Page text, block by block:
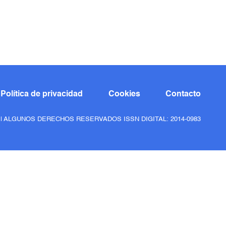
Política de privacidad Cookies Contacto
ALGUNOS DERECHOS RESERVADOS ISSN DIGITAL: 2014-0983